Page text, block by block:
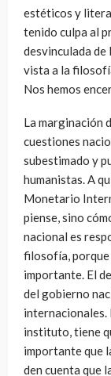
estéticos y
tenido culpa al
desvinculada de
vista a la
Nos hemos
La marginación
cuestiones
subestimado y
humanistas. A
Monetario
piense, sino
nacional es
filosofía, porque
importante. El
del gobierno
internacionales.
instituto, tiene
importante que
den cuenta que